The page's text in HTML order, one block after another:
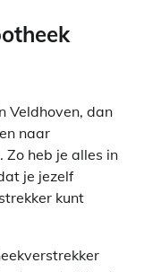
Veldhoven, dan
naar
Zo heb je alles in
je jezelf
kunt